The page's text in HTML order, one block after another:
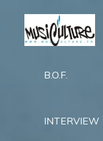
contenu
B.O.F.
INTERVIEW